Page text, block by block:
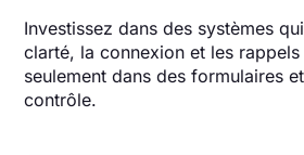
Investissez dans des systèmes
clarté, la connexion et les
seulement dans des formulaires
contrôle.